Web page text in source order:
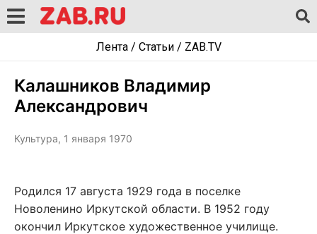
Лента/ Статьи/ ZAB.TV
Калашников Владимир
Александрович
Культура, 1 января 1970
Родился 17 августа 1929 года в поселке
Новоленино Иркутской области. В 1952 году
окончил Иркутское художественное училище.